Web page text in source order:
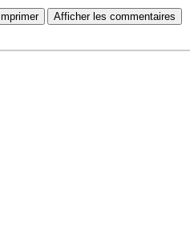
Imprimer Afficher les commentaires